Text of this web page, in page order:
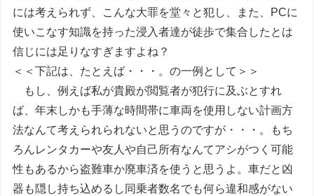
には考えられず、こんな大罪を堂々と犯し、また、PCに
使いこなす知識を持った浸入者達が徒歩で集合したとは
信じには足りなすぎますよね？
＜＜下記は、たとえば・・・。の一例として＞＞
もし、例えば私が貴殿が閲覧者が犯行に及ぶとすれ
ば、年末しかも手薄な時間帯に車両を使用しない計画方
法なんて考えられられないと思うのですが・・・。もち
ろんレンタカーや友人や自己所有なんてアシがつく可能
性もあるから盗難車か廃車済を使うと思うよ。車だと凶
器も隠し持ち込めるし同乗者数名でも何ら違和感がない